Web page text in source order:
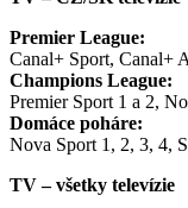
Premier League:
Canal+ Sport, Canal+
Champions League:
Premier Sport 1 a 2,
Domáce poháre:
Nova Sport 1, 2, 3, 4,
TV – všetky televízie